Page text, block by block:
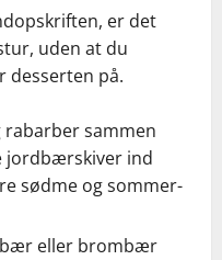
er det
uden at du
desserten på.
rabarber sammen
jordbærskiver ind
sødme og sommer-
eller brombær